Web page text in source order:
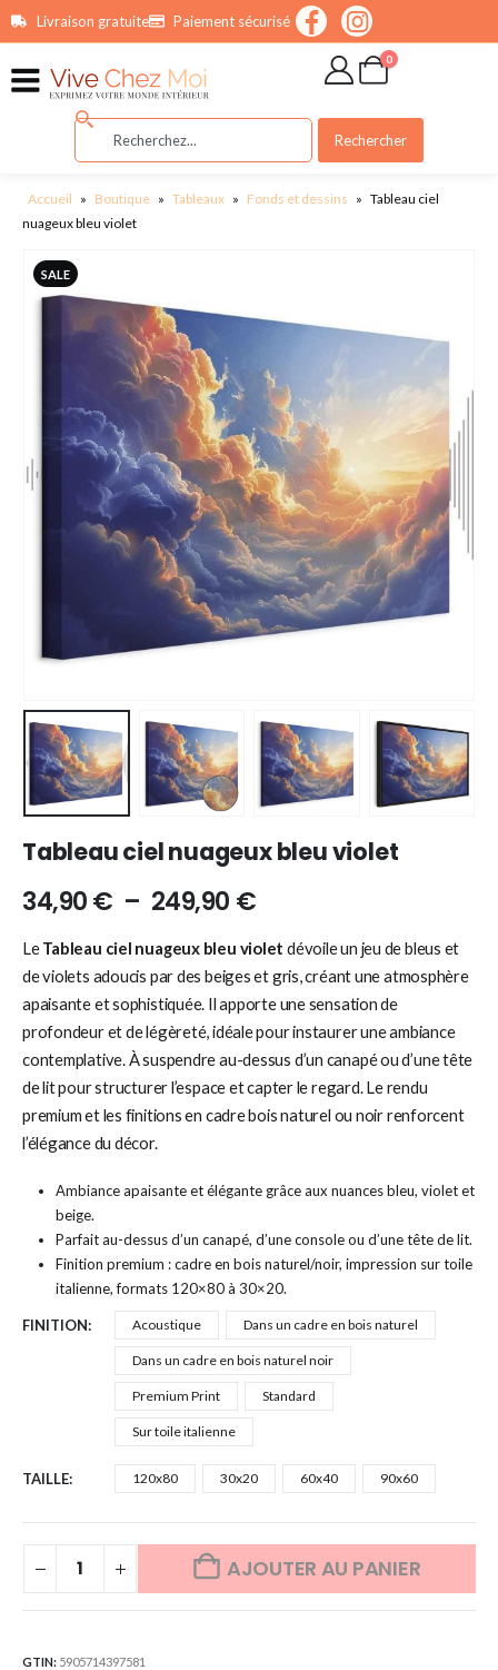
principalLivraison gratuite Paiement sécurisé
0
Rechercher
Accueil » Boutique » Tableaux » Fonds et dessins » Tableau ciel
nuageux bleu violet
SALE
Tableau ciel nuageux bleu violet
34,90€ – 249,90 €
LeTableau ciel nuageux bleu violet dévoile un jeu de bleus et
de violets adoucis par des beiges et gris, créant une atmosphère
apaisante et sophistiquée. Il apporte une sensation de
profondeur et de légèreté, idéale pour instaurer une ambiance
contemplative. À suspendre au-dessus d’un canapé ou d’une tête
de lit pour structurer l’espace et capter le regard. Le rendu
premium et les finitions en cadre bois naturel ou noir renforcent
l’élégance du décor.
Ambiance apaisante et élégante grâce aux nuances bleu, violet et
beige.
Parfait au-dessus d’un canapé, d’une console ou d’une tête de lit.
Finition premium : cadre en bois naturel/noir, impression sur toile
italienne, formats 120×80 à 30×20.
FINITION Acoustique Dans un cadre en bois naturel
Dans un cadre en bois naturel noir
Premium Print Standard
Sur toile italienne
TAILLE 120x80 30x20 60x40 90x60
AJOUTER AU PANIER
GTIN: 5905714397581